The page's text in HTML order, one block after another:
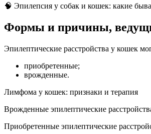
🧠 Эпилепсия у собак и кошек: какие
Формы и причины,
Эпилептические расстройства у кошек
приобретенные;
врожденные.
Лимфома у кошек: признаки и терапия
Врожденные эпилептические
Приобретенные эпилептические